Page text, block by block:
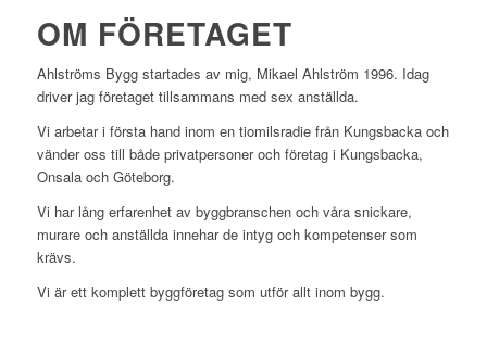
OM FÖRETAGET
Ahlströms Bygg startades av mig, Mikael Ahlström 1996. Idag
driver jag företaget tillsammans med sex anställda.
Vi arbetar i första hand inom en tiomilsradie från Kungsbacka och
vänder oss till både privatpersoner och företag i Kungsbacka,
Onsala och Göteborg.
Vi har lång erfarenhet av byggbranschen och våra snickare,
murare och anställda innehar de intyg och kompetenser som
krävs.
Vi är ett komplett byggföretag som utför allt inom bygg.